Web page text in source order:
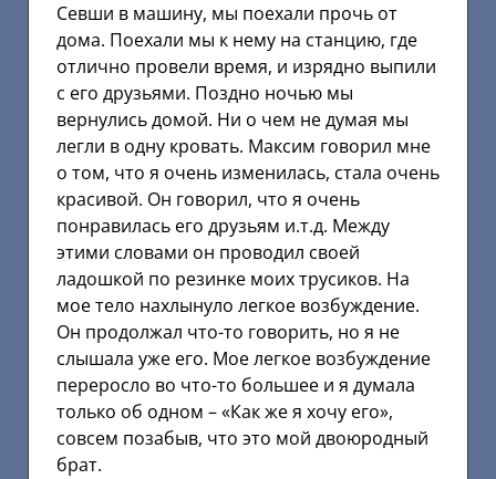
Севши в машину, мы поехали прочь от
дома. Поехали мы к нему на станцию, где
отлично провели время, и изрядно выпили
с его друзьями. Поздно ночью мы
вернулись домой. Ни о чем не думая мы
легли в одну кровать. Максим говорил мне
о том, что я очень изменилась, стала очень
красивой. Он говорил, что я очень
понравилась его друзьям и.т.д. Между
этими словами он проводил своей
ладошкой по резинке моих трусиков. На
мое тело нахлынуло легкое возбуждение.
Он продолжал что-то говорить, но я не
слышала уже его. Мое легкое возбуждение
переросло во что-то большее и я думала
только об одном – «Как же я хочу его»,
совсем позабыв, что это мой двоюродный
брат.